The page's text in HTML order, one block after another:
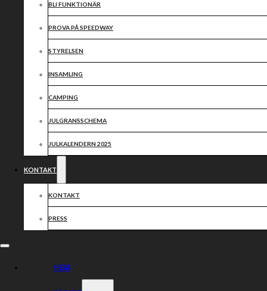
BLI FUNKTIONÄR
PROVA PÅ SPEEDWAY
STYRELSEN
INSAMLING
CAMPING
JULGRANSSCHEMA
JULKALENDERN 2025
KONTAKT
KONTAKT
PRESS
HEM